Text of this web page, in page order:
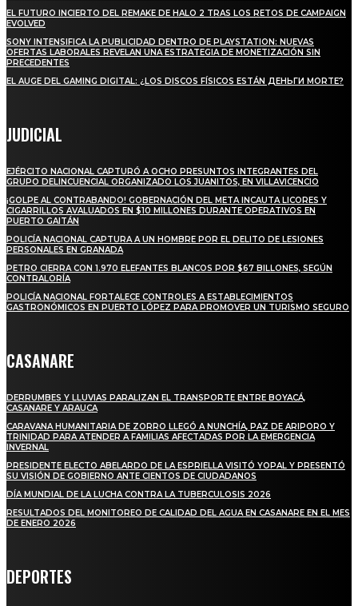
EL FUTURO INCIERTO DEL REMAKE DE HALO 2 TRAS LOS RETOS DE CAMPAIGN
EVOLVED
SONY INTENSIFICA LA PUBLICIDAD DENTRO DE PLAYSTATION: NUEVAS
OFERTAS LABORALES REVELAN UNA ESTRATEGIA DE MONETIZACIÓN SIN
PRECEDENTES
EL AUGE DEL GAMING DIGITAL: ¿LOS DISCOS FÍSICOS ESTÁN ДЕНЬГИ MORTE?
JUDICIAL
EJÉRCITO NACIONAL CAPTURÓ A OCHO PRESUNTOS INTEGRANTES DEL
GRUPO DELINCUENCIAL ORGANIZADO LOS JUANITOS, EN VILLAVICENCIO
¡GOLPE AL CONTRABANDO! GOBERNACIÓN DEL META INCAUTA LICORES Y
CIGARRILLOS AVALUADOS EN $10 MILLONES DURANTE OPERATIVOS EN
PUERTO GAITÁN
POLICÍA NACIONAL CAPTURA A UN HOMBRE POR EL DELITO DE LESIONES
PERSONALES EN GRANADA
PETRO CIERRA CON 1.970 ELEFANTES BLANCOS POR $67 BILLONES, SEGÚN
CONTRALORÍA
POLICÍA NACIONAL FORTALECE CONTROLES A ESTABLECIMIENTOS
GASTRONÓMICOS EN PUERTO LÓPEZ PARA PROMOVER UN TURISMO SEGURO
CASANARE
DERRUMBES Y LLUVIAS PARALIZAN EL TRANSPORTE ENTRE BOYACÁ,
CASANARE Y ARAUCA
CARAVANA HUMANITARIA DE ZORRO LLEGÓ A NUNCHÍA, PAZ DE ARIPORO Y
TRINIDAD PARA ATENDER A FAMILIAS AFECTADAS POR LA EMERGENCIA
INVERNAL
PRESIDENTE ELECTO ABELARDO DE LA ESPRIELLA VISITÓ YOPAL Y PRESENTÓ
SU VISIÓN DE GOBIERNO ANTE CIENTOS DE CIUDADANOS
DÍA MUNDIAL DE LA LUCHA CONTRA LA TUBERCULOSIS 2026
RESULTADOS DEL MONITOREO DE CALIDAD DEL AGUA EN CASANARE EN EL MES
DE ENERO 2026
DEPORTES